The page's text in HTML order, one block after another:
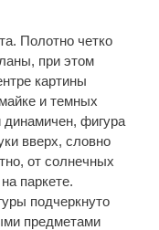
Полотно четко
при этом
картины
и темных
динамичен, фигура
вверх, словно
от солнечных
паркете.
подчеркнуто
предметами